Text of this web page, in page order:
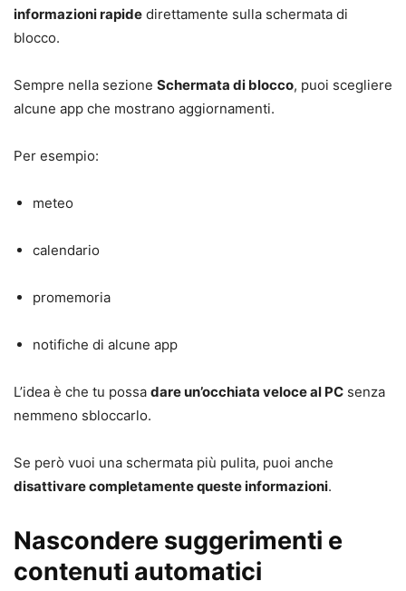
informazioni rapide direttamente sulla schermata di
blocco.
Sempre nella sezione Schermata di blocco, puoi scegliere
alcune app che mostrano aggiornamenti.
Per esempio:
meteo
calendario
promemoria
notifiche di alcune app
L’idea è che tu possa dare un’occhiata veloce al PC senza
nemmeno sbloccarlo.
Se però vuoi una schermata più pulita, puoi anche
disattivare completamente queste informazioni.
Nascondere suggerimenti e
contenuti automatici